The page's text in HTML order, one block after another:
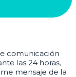
comunicación
las 24 horas,
mensaje de la